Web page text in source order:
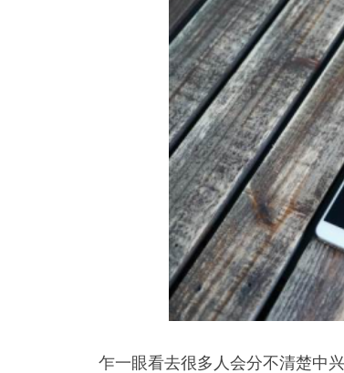
乍一眼看去很多人会分不清楚中